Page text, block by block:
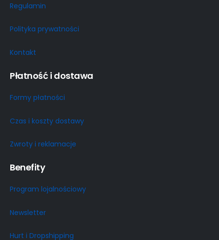
Regulamin
Polityka prywatności
Kontakt
Płatność i dostawa
Formy płatności
Czas i koszty dostawy
Zwroty i reklamacje
Benefity
Program lojalnościowy
Newsletter
Hurt i Dropshipping